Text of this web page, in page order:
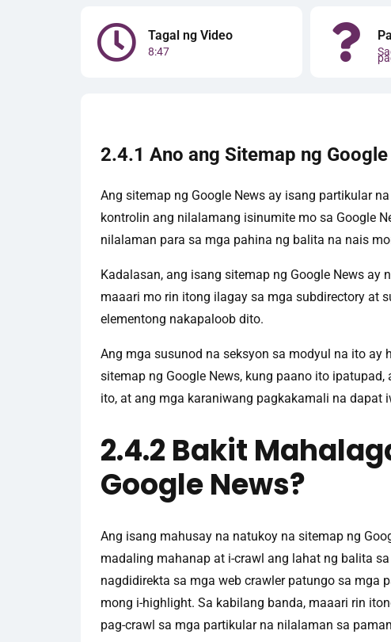
Tagal ng Video
8:47
2.4.1 Ano ang Sitemap ng Google
Ang sitemap ng Google News ay isang partikular
kontrolin ang nilalamang isinumite mo sa Google
nilalaman para sa mga pahina ng balita na nais
Kadalasan, ang isang sitemap ng Google News ay
maaari mo rin itong ilagay sa mga subdirectory at
elementong nakapaloob dito.
Ang mga susunod na seksyon sa modyul na ito
sitemap ng Google News, kung paano ito
ito, at ang mga karaniwang pagkakamali na dapat
2.4.2 Bakit
Google News?
Ang isang mahusay na natukoy na sitemap ng
madaling mahanap at i-crawl ang lahat ng balita
nagdidirekta sa mga web crawler patungo sa mga
mong i-highlight. Sa kabilang banda, maaari rin
pag-crawl sa mga partikular na nilalaman sa